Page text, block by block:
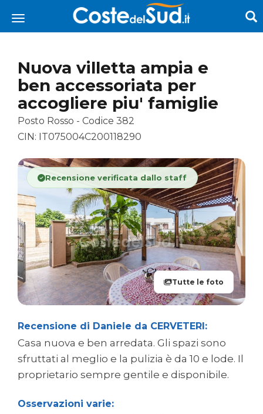
Nuova villetta ampia e
ben accessoriata per
accogliere piu' famiglie
Posto Rosso - Codice 382
CIN: IT075004C200118290
Recensione verificata dallo staff
Tutte le foto
Recensione di Daniele da CERVETERI:
Casa nuova e ben arredata. Gli spazi sono
sfruttati al meglio e la pulizia è da 10 e lode. Il
proprietario sempre gentile e disponibile.
Osservazioni varie: